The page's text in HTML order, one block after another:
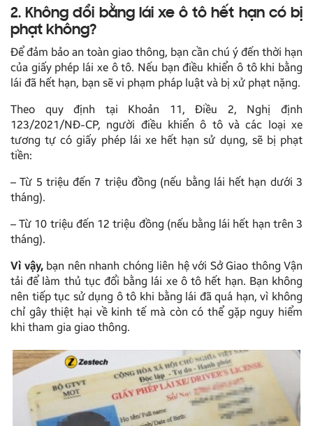
2. Không đổi bằng lái xe ô tô hết hạn có bị
phạt không?
Để đảm bảo an toàn giao thông, bạn cần chú ý đến thời hạn
của giấy phép lái xe ô tô. Nếu bạn điều khiển ô tô khi bằng
lái đã hết hạn, bạn sẽ vi phạm pháp luật và bị xử phạt nặng.
Theo quy định tại Khoản 11, Điều 2, Nghị định
123/2021/NĐ-CP, người điều khiển ô tô và các loại xe
tương tự có giấy phép lái xe hết hạn sử dụng, sẽ bị phạt
tiền:
– Từ 5 triệu đến 7 triệu đồng (nếu bằng lái hết hạn dưới 3
tháng).
– Từ 10 triệu đến 12 triệu đồng (nếu bằng lái hết hạn trên 3
tháng).
Vì vậy,bạn nên nhanh chóng liên hệ với Sở Giao thông Vận
tải để làm thủ tục đổi bằng lái xe ô tô hết hạn. Bạn không
nên tiếp tục sử dụng ô tô khi bằng lái đã quá hạn, vì không
chỉ gây thiệt hại về kinh tế mà còn có thể gặp nguy hiểm
khi tham gia giao thông.